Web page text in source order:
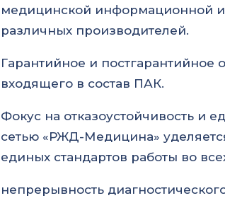
медицинской информационной
различных производителей.
Гарантийное и
входящего в состав ПАК.
Фокус на отказоустойчивость и
сетью «РЖД-Медицина»
единых стандартов работы во
непрерывность